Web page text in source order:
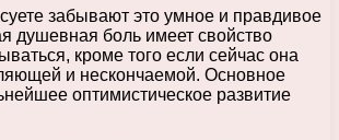
забывают это умное и правдивое
душевная боль имеет свойство
кроме того если сейчас она
и нескончаемой. Основное
оптимистическое развитие